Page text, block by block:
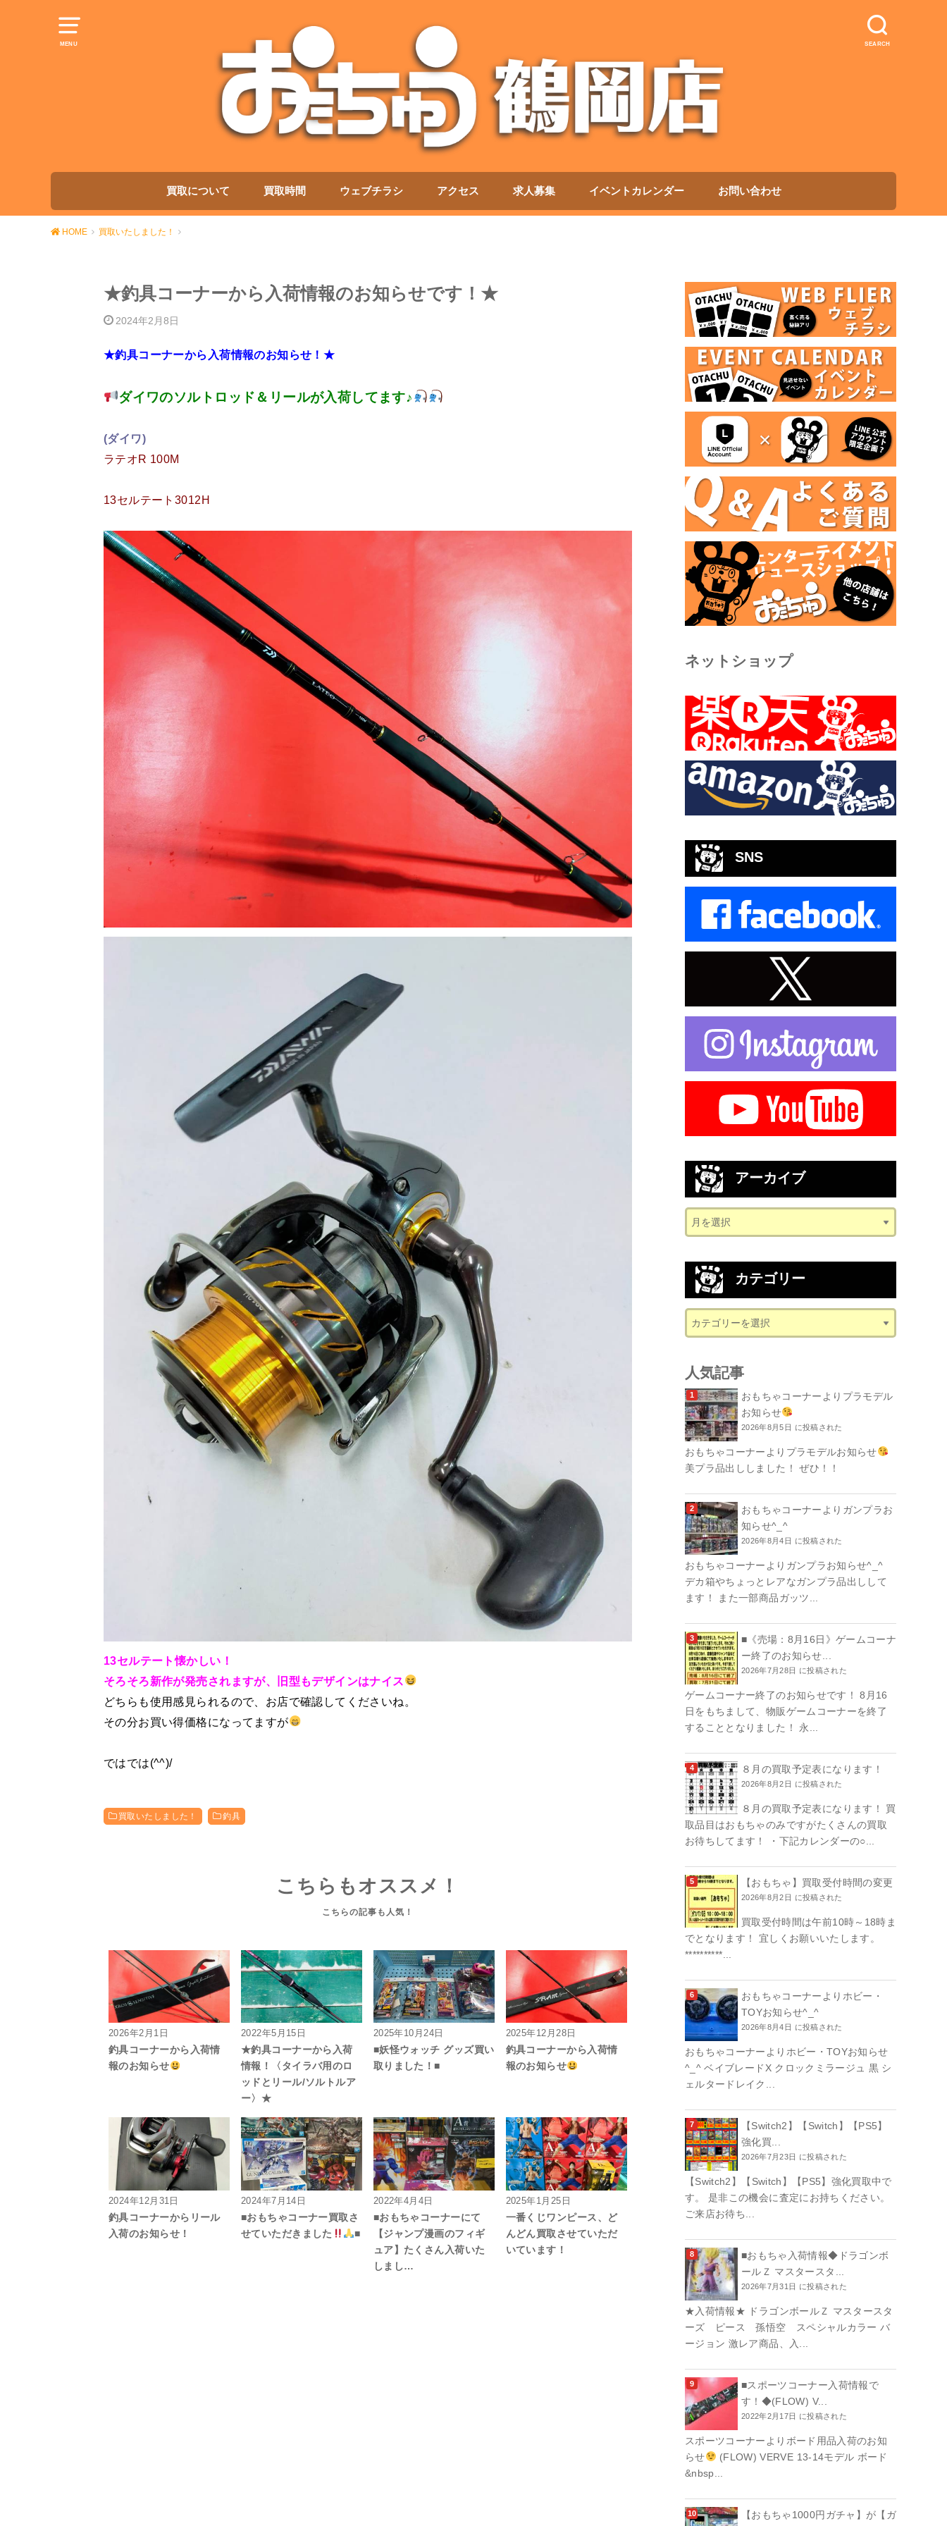
MENU SEARCH
買取について 買取時間 ウェブチラシ アクセス 求人募集 イベントカレンダー お問い合わせ
HOME 買取いたしました！
★釣具コーナーから入荷情報のお知らせです！★
2024年2月8日
★釣具コーナーから入荷情報のお知らせ！★
ダイワのソルトロッド＆リールが入荷してます♪
(ダイワ)
ラテオR 100M
13セルテート3012H
13セルテート懐かしい！
そろそろ新作が発売されますが、旧型もデザインはナイス
どちらも使用感見られるので、お店で確認してくださいね。
その分お買い得価格になってますが
ではでは(^^)/
買取いたしました！ 釣具
こちらもオススメ！
2026年2月1日
釣具コーナーから入荷情
報のお知らせ
2022年5月15日
★釣具コーナーから入荷
情報！〈タイラバ用のロ
ッドとリール/ソルトルア
ー〉★
2025年10月24日
■妖怪ウォッチ グッズ買い
取りました！■
2025年12月28日
釣具コーナーから入荷情
報のお知らせ
2024年12月31日
釣具コーナーからリール
入荷のお知らせ！
2024年7月14日
■おもちゃコーナー買取さ
せていただきました
■
2022年4月4日
■おもちゃコーナーにて
【ジャンプ漫画のフィギ
ュア】たくさん入荷いた
しまし…
2025年1月25日
一番くじワンピース、ど
んどん買取させていただ
いています！
ネットショップ
SNS
アーカイブ
カテゴリー
人気記事
おもちゃコーナーよりプラモデル
お知らせ
2026年8月5日 に投稿された
おもちゃコーナーよりプラモデルお知らせ
美プラ品出ししました！ ぜひ！！
おもちゃコーナーよりガンプラお
知らせ^_^
2026年8月4日 に投稿された
おもちゃコーナーよりガンプラお知らせ^_^
デカ箱やちょっとレアなガンプラ品出しして
ます！ また一部商品ガッツ...
■《売場：8月16日》ゲームコーナ
ー終了のお知らせ...
2026年7月28日 に投稿された
ゲームコーナー終了のお知らせです！ 8月16
日をもちまして、物販ゲームコーナーを終了
することとなりました！ 永...
８月の買取予定表になります！
2026年8月2日 に投稿された
８月の買取予定表になります！ 買
取品目はおもちゃのみですがたくさんの買取
お待ちしてます！ ・下記カレンダーの○...
【おもちゃ】買取受付時間の変更
2026年8月2日 に投稿された
買取受付時間は午前10時～18時ま
でとなります！ 宜しくお願いいたします。
**********...
おもちゃコーナーよりホビー・
TOYお知らせ^_^
2026年8月4日 に投稿された
おもちゃコーナーよりホビー・TOYお知らせ
^_^ ベイブレードX クロックミラージュ 黒 シ
ェルタードレイク...
【Switch2】【Switch】【PS5】
強化買...
2026年7月23日 に投稿された
【Switch2】【Switch】【PS5】強化買取中で
す。 是非この機会に査定にお持ちください。
ご来店お待ち...
■おもちゃ入荷情報◆ドラゴンボ
ールＺ マスタースタ...
2026年7月31日 に投稿された
★入荷情報★ ドラゴンボールＺ マスタースタ
ーズ ピース 孫悟空 スペシャルカラー バ
ージョン 激レア商品、入...
■スポーツコーナー入荷情報で
す！◆(FLOW) V...
2022年2月17日 に投稿された
スポーツコーナーよりボード用品入荷のお知
らせ
(FLOW) VERVE 13-14モデル ボード
&nbsp...
【おもちゃ1000円ガチャ】が【ガ